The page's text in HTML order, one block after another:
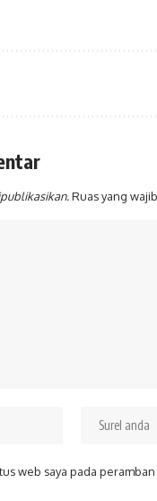
Ruas yang
web saya pada